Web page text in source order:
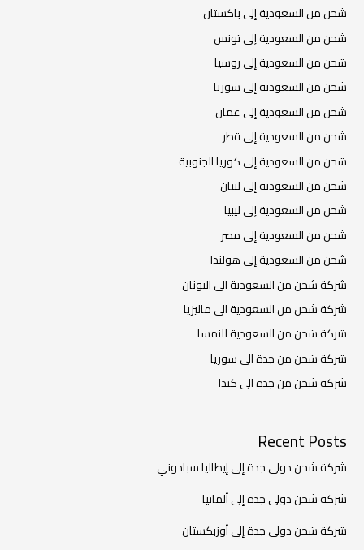
شحن من السعودية إلى باكستان
شحن من السعودية إلى تونس
شحن من السعودية إلى روسيا
شحن من السعودية إلى سوريا
شحن من السعودية إلى عمان
شحن من السعودية إلى قطر
شحن من السعودية إلى كوريا الجنوبية
شحن من السعودية إلى لبنان
شحن من السعودية إلى ليبيا
شحن من السعودية إلى مصر
شحن من السعودية إلى هولندا
شركة شحن من السعودية الى اليونان
شركة شحن من السعودية الى ماليزيا
شركة شحن من السعودية للنمسا
شركة شحن من جدة الى سوريا
شركة شحن من جدة الى كندا
Recent Posts
شركة شحن دولى جدة إلى إيطاليا سبادوني
شركة شحن دولى جدة إلى ألمانيا
شركة شحن دولى جدة إلى أوزبكستان